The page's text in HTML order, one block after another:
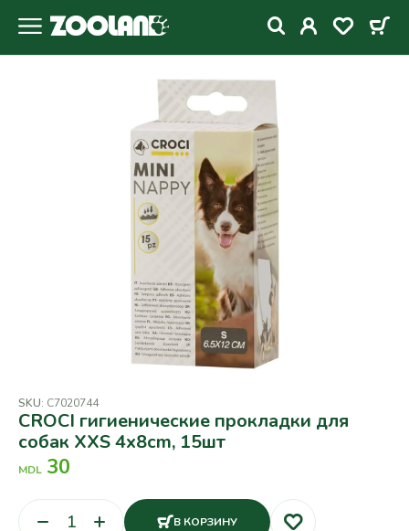
SKU: C7020744
CROCI гигиенические прокладки для
собак XXS 4x8cm, 15шт
MDL 30
В КОРЗИНУ